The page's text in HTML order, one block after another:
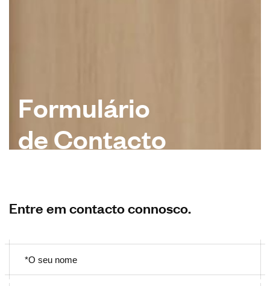
Formulário
de Contacto
Entre em contacto connosco.